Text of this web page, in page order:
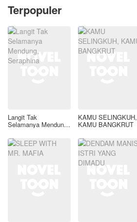
Terpopuler
Langit Tak
Selamanya Mendung,
KAMU SELINGKUH,
KAMU BANGKRUT